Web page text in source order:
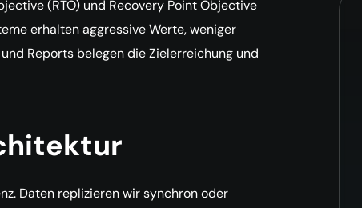
(RTO) und Recovery Point Objective
erhalten aggressive Werte, weniger
Reports belegen die Zielerreichung und
Daten replizieren wir synchron oder